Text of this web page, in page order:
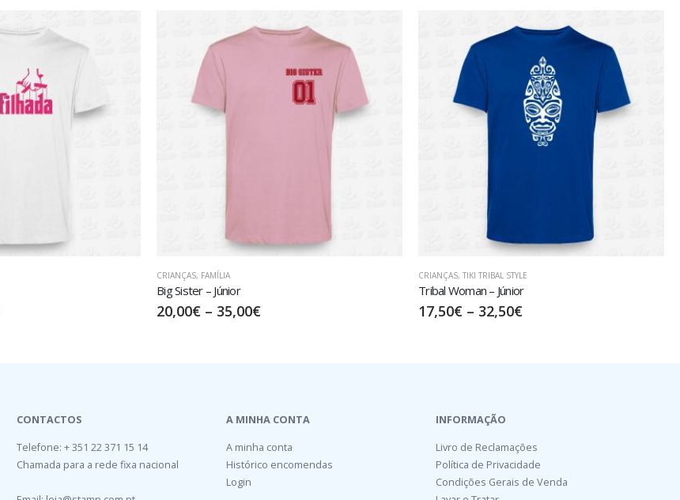
CRIANÇAS, TIKI TRIBAL STYLE
Tribal Woman – Júnior
17,50€ – 32,50€
CRIANÇAS, FAMÍLIA
Easter Favourite – Júnior
15,00€ – 30,00€
CONTACTOS
Telefone: + 351 22 371 15 14
Chamada para a rede fixa nacional
A MINHA CONTA
A minha conta
Histórico encomendas
Login
INFORMAÇÃO
Livro de Reclamações
Política de Privacidade
Condições Gerais de Venda